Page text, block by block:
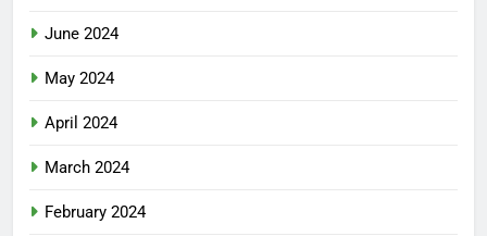
June 2024
May 2024
April 2024
March 2024
February 2024